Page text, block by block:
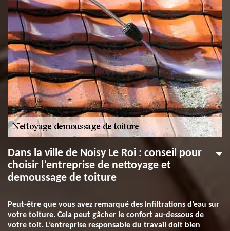
Dans la ville de Noisy Le Roi : conseil pour
choisir l’entreprise de nettoyage et
demoussage de toiture
Peut-être que vous avez remarqué des infiltrations d’eau sur
votre toiture. Cela peut gâcher le confort au-dessous de
votre toit. L’entreprise responsable du travail doit bien